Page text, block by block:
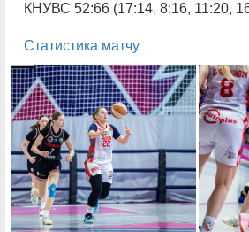
КНУВС 52:66 (17:14, 8:16, 11:20,
Статистика матчу